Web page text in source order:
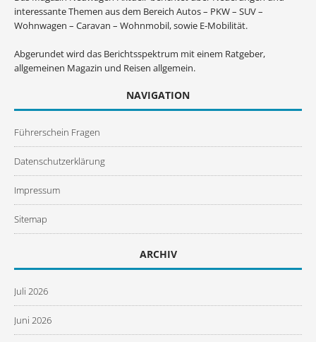
interessante Themen aus dem Bereich Autos – PKW – SUV –
Wohnwagen – Caravan – Wohnmobil, sowie E-Mobilität.
Abgerundet wird das Berichtsspektrum mit einem Ratgeber,
allgemeinen Magazin und Reisen allgemein.
NAVIGATION
Führerschein Fragen
Datenschutzerklärung
Impressum
Sitemap
ARCHIV
Juli 2026
Juni 2026